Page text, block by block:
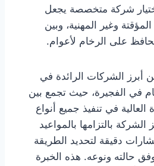
شركة متخصصة يجعل
المؤقتة وغير المهنية، وبين
تحافظ على الرخام لأعوام.
أبرز الشركات الرائدة في
في الفجيرة، حيث تجمع بين
العالية في تنفيذ جميع أنواع
الشركة بالتزامها بالمواعيد
دقيقة لتحديد الطريقة
وفق حالته ونوعه. هذه الخبرة